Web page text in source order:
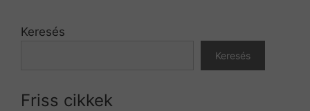
Keresés
Keresés
Friss cikkek